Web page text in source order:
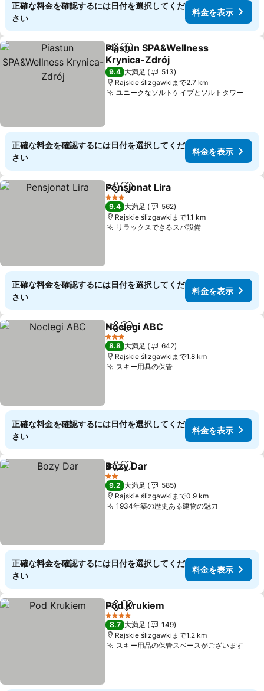
正確な料金を確認するには日付を選択してくだ
さい
料金を表示
シェアお気に入りに追加
Piastun SPA&Wellness
Krynica-Zdrój
料金を表示
9.4 大満足
513
Rajskie ślizgawkiまで2.7 km
ユニークなソルトケイブとソルトタワー
正確な料金を確認するには日付を選択してくだ
さい
料金を表示
シェアお気に入りに追加
Pensjonat Lira
3 ホテルのランク
9.4 大満足
562
Rajskie ślizgawkiまで1.1 km
リラックスできるスパ設備料金を表示
正確な料金を確認するには日付を選択してくだ
さい
料金を表示
シェアお気に入りに追加
Noclegi ABC
3 ホテルのランク
8.8 大満足
642
Rajskie ślizgawkiまで1.8 km
スキー用具の保管料金を表示
正確な料金を確認するには日付を選択してくだ
さい
料金を表示
シェアお気に入りに追加
Bozy Dar
2 ホテルのランク
9.2 大満足
585
Rajskie ślizgawkiまで0.9 km
1934年築の歴史ある建物の魅力
正確な料金を確認するには日付を選択してくだ
さい
料金を表示
シェアお気に入りに追加
Pod Krukiem
4 ホテルのランク
8.7 大満足
149
Rajskie ślizgawkiまで1.2 km
スキー用品の保管スペースがございます料金